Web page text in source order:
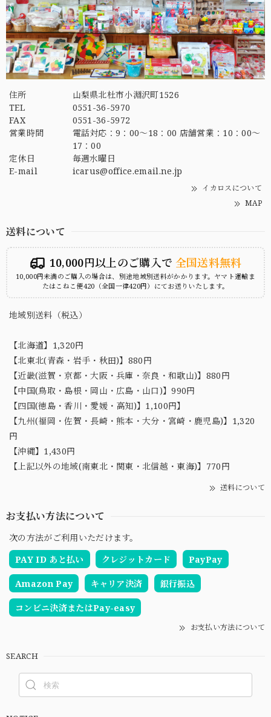
住所
山梨県北杜市小淵沢町1526
TEL
0551-36-5970
FAX
0551-36-5972
営業時間
電話対応：9：00～18：00 店舗営業：10：00～
17：00
定休日
毎週水曜日
E-mail
icarus@office.email.ne.jp
イカロスについて
MAP
送料について
10,000円以上のご購入で 全国送料無料
10,000円未満のご購入の場合は、別途地域別送料がかかります。ヤマト運輸ま
たはこねこ便420（全国一律420円）にてお送りいたします。
地域別送料（税込）
【北海道】1,320円
【北東北(青森・岩手・秋田)】880円
【近畿(滋賀・京都・大阪・兵庫・奈良・和歌山)】880円
【中国(鳥取・島根・岡山・広島・山口)】990円
【四国(徳島・香川・愛媛・高知)】1,100円】
【九州(福岡・佐賀・長崎・熊本・大分・宮崎・鹿児島)】1,320
円
【沖縄】1,430円
【上記以外の地域(南東北・関東・北信越・東海)】770円
送料について
お支払い方法について
次の方法がご利用いただけます。
PAY ID あと払い
クレジットカード PayPay
Amazon Pay キャリア決済 銀行振込
コンビニ決済またはPay-easy
お支払い方法について
SEARCH